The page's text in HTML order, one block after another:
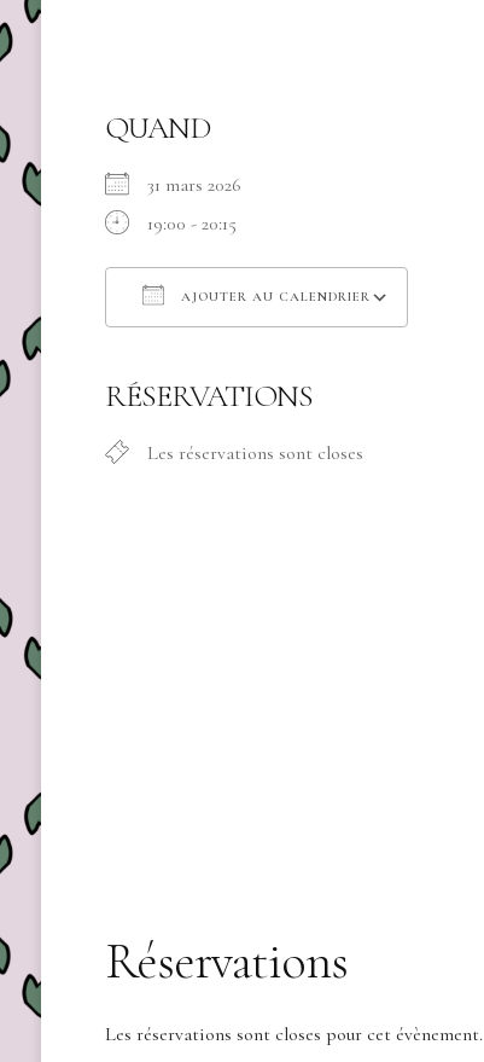
QUAND
31 mars 2026
19:00 - 20:15
AJOUTER AU CALENDRIER
RÉSERVATIONS
Les réservations sont closes
Réservations
Les réservations sont closes pour cet évènement.